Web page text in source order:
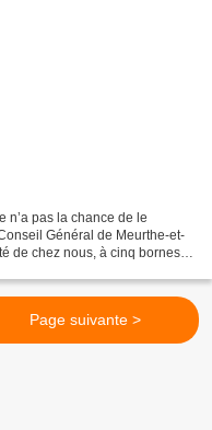
n’a pas la chance de le
Général de Meurthe-et-
de chez nous, à cinq bornes
Page suivante >